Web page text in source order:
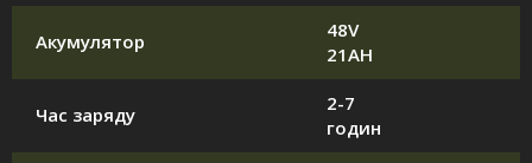
Акумулятор
48V
21AH
Час заряду
2-7
годин